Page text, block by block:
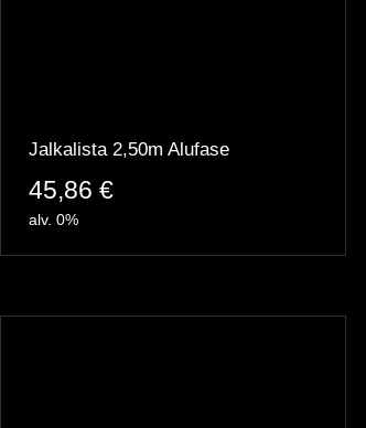
Jalkalista 2,50m Alufase
45,86 €
alv. 0%